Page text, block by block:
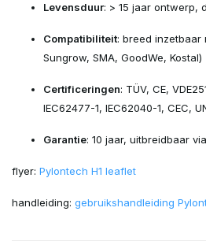
Levensduur: > 15 jaar ontwerp,
Compatibiliteit: breed inzetbaar
Sungrow, SMA, GoodWe, Kostal)
Certificeringen: TÜV, CE,
IEC62477-1, IEC62040-1, CEC,
Garantie: 10 jaar, uitbreidbaar
flyer: Pylontech H1 leaflet
handleiding: gebruikshandleiding